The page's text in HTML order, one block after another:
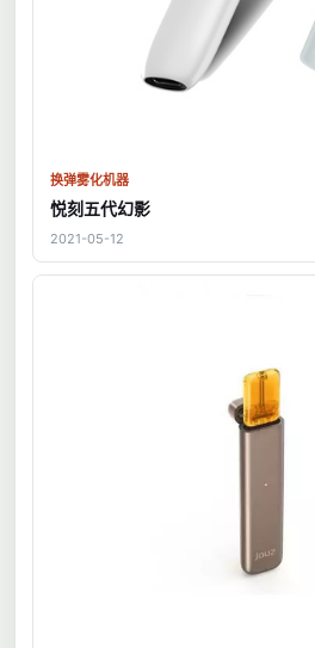
换弹雾化机器
悦刻五代幻影
2021-05-12